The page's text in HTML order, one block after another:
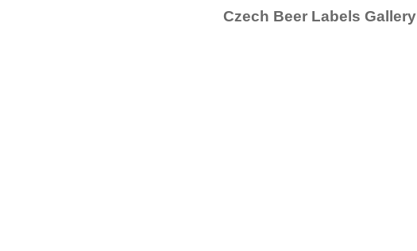
Czech Beer Labels Gallery